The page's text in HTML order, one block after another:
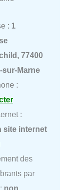
: 1
77400
sur-Marne
:
:
site internet
des
par
non